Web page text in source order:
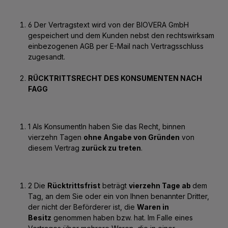
6 Der Vertragstext wird von der BIOVERA GmbH
gespeichert und dem Kunden nebst den rechtswirksam
einbezogenen AGB per E-Mail nach Vertragsschluss
zugesandt.
RÜCKTRITTSRECHT DES KONSUMENTEN NACH
FAGG
1 Als KonsumentIn haben Sie das Recht, binnen
vierzehn Tagen ohne Angabe von Gründen von
diesem Vertrag zurück zu treten.
2 Die Rücktrittsfristbeträgt vierzehn Tage ab dem
Tag, an dem Sie oder ein von Ihnen benannter Dritter,
der nicht der Beförderer ist, die Waren in
Besitz genommen haben bzw. hat. Im Falle eines